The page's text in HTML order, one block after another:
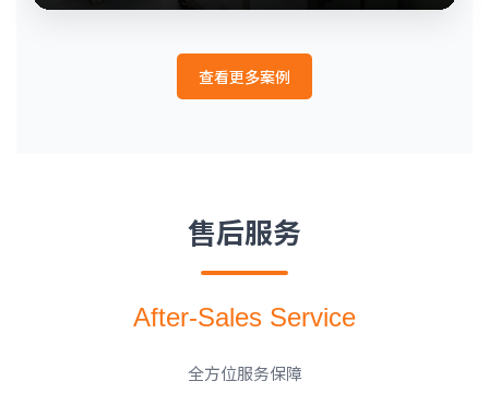
查看更多案例
售后服务
After-Sales Service
全方位服务保障